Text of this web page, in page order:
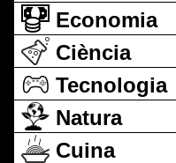
Economia
Ciència
Tecnologia
Natura
Cuina